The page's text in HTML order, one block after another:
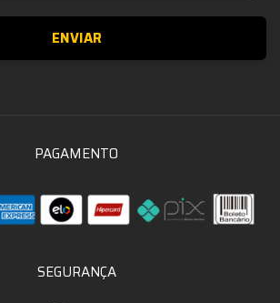
PAGAMENTO
SEGURANÇA